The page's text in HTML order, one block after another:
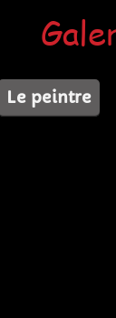
Le peintre